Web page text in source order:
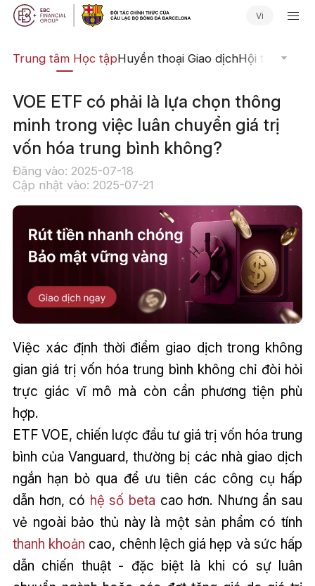
Vi
Trung tâm Học tậpHuyền thoại Giao dịchHội thảo
VOE ETF có phải là lựa chọn thông
minh trong việc luân chuyển giá trị
vốn hóa trung bình không?
Đăng vào: 2025-07-18
Cập nhật vào: 2025-07-21
Việc xác định thời điểm giao dịch trong không
gian giá trị vốn hóa trung bình không chỉ đòi hỏi
trực giác vĩ mô mà còn cần phương tiện phù
hợp.
ETF VOE, chiến lược đầu tư giá trị vốn hóa trung
bình của Vanguard, thường bị các nhà giao dịch
ngắn hạn bỏ qua để ưu tiên các công cụ hấp
dẫn hơn, có hệ số beta cao hơn. Nhưng ẩn sau
vẻ ngoài bảo thủ này là một sản phẩm có tính
thanh khoản cao, chênh lệch giá hẹp và sức hấp
dẫn chiến thuật - đặc biệt là khi có sự luân